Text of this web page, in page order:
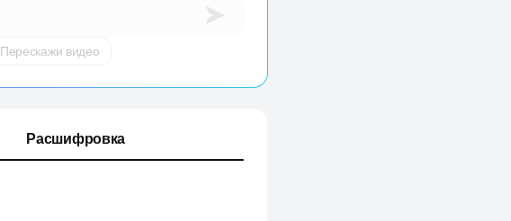
Перескажи видео
Расшифровка